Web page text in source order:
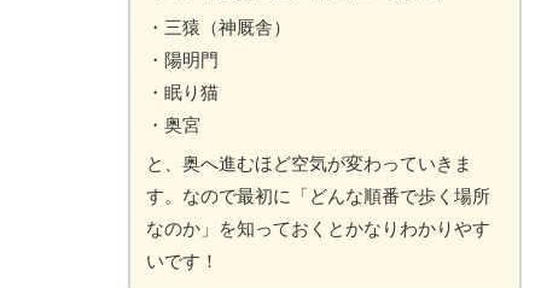
・三猿（神厩舎）
・陽明門
・眠り猫
・奥宮
と、奥へ進むほど空気が変わっていきま
す。なので最初に「どんな順番で歩く場所
なのか」を知っておくとかなりわかりやす
いです！